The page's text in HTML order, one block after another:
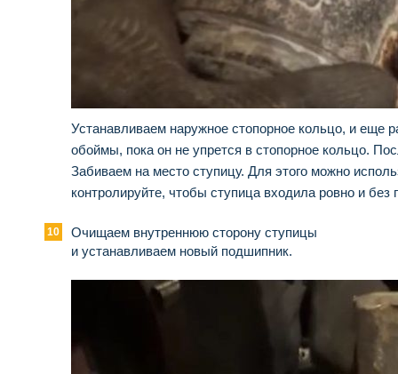
Устанавливаем наружное стопорное кольцо, и еще
обоймы, пока он не упрется в стопорное кольцо.
Забиваем на место ступицу. Для этого можно
контролируйте, чтобы ступица входила ровно и без
Очищаем внутреннюю сторону ступицы
и устанавливаем новый подшипник.